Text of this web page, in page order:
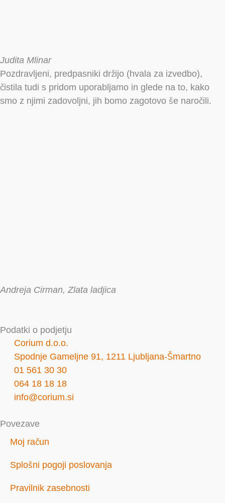
Judita Mlinar
Pozdravljeni, predpasniki držijo (hvala za izvedbo),
čistila tudi s pridom uporabljamo in glede na to, kako
smo z njimi zadovoljni, jih bomo zagotovo še naročili.
Andreja Cirman, Zlata ladjica
Podatki o podjetju
Corium d.o.o.
Spodnje Gameljne 91, 1211 Ljubljana-Šmartno
01 561 30 30
064 18 18 18
info@corium.si
Povezave
Moj račun
Splošni pogoji poslovanja
Pravilnik zasebnosti